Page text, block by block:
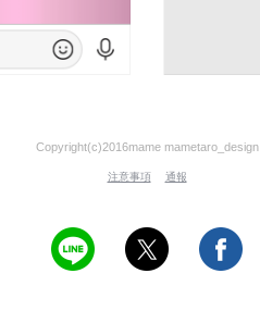
Copyright(c)2016mame mametaro_design
注意事項 通報